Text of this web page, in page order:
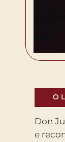
O
Don
e
vive,
na